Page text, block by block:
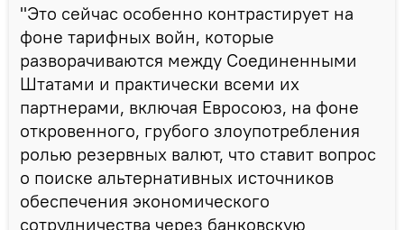
"Это сейчас особенно контрастирует на
фоне тарифных войн, которые
разворачиваются между Соединенными
Штатами и практически всеми их
партнерами, включая Евросоюз, на фоне
откровенного, грубого злоупотребления
ролью резервных валют, что ставит вопрос
о поиске альтернативных источников
обеспечения экономического
сотрудничества через банковскую